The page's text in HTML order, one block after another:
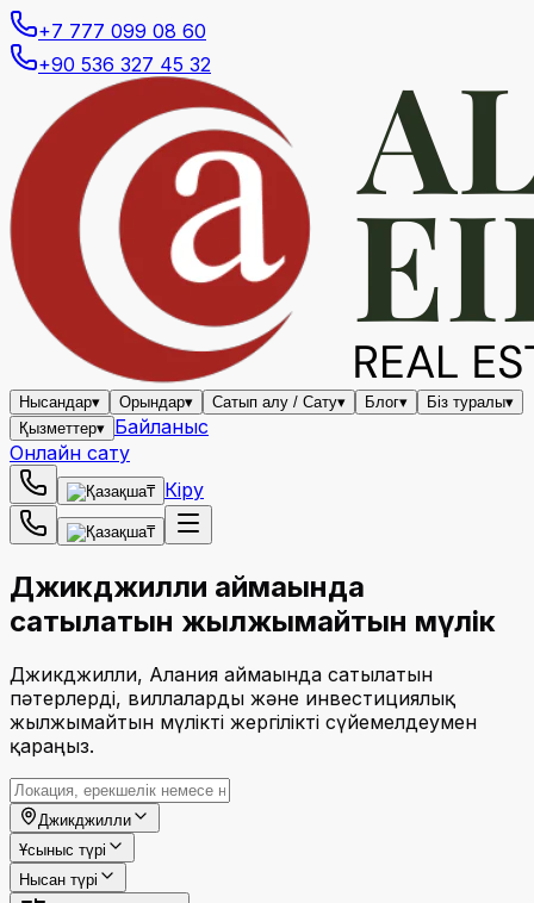
+7 777 099 08 60
+90 536 327 45 32
Нысандар▾ Орындар▾ Сатып алу / Сату▾ Блог▾ Біз туралы▾
Қызметтер▾ Байланыс
Онлайн сату
₸ Кіру
₸
Джикджилли аймағында
сатылатын жылжымайтын мүлік
Джикджилли, Алания аймағында сатылатын
пәтерлерді, виллаларды және инвестициялық
жылжымайтын мүлікті жергілікті сүйемелдеумен
қараңыз.
Джикджилли
Ұсыныс түрі
Нысан түрі